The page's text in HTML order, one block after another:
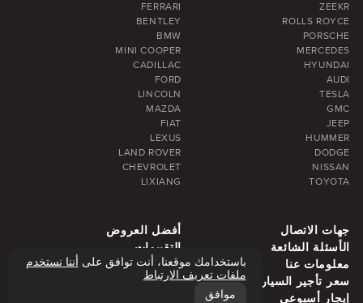
ZEEKR
FERRARI
ROLLS ROYCE
BENTLEY
PORSCHE
BMW
MERCEDES
MINI COOPER
HYUNDAI
CADILLAC
AUDI
FORD
TESLA
LINCOLN
GMC
MAZDA
JEEP
FIAT
HUMMER
LEXUS
DODGE
LAND ROVER
NISSAN
CHEVROLET
TOYOTA
LIXIANG
جهات الاتصال
أفضل العروض
الأسئلة الشائعة
التقييمات
معلومات عنا
مدونة
سعر تأجير السيارة
منطقة دبي
إيجار أسبوعي
باستخدامك موقعنا، أنت توافق على أننا نستخدم
ملفات تعريف الارتباط
موافق